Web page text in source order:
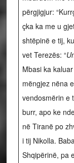
përgjigjur:
çka ka me u
shtëpinë e tij,
vet Terezës: “
Mbasi ka
mëngjez nëna
vendosmërin e
burr, apo ke
në Tiranë po
i tij Nikolla.
Shqipërinë, pa